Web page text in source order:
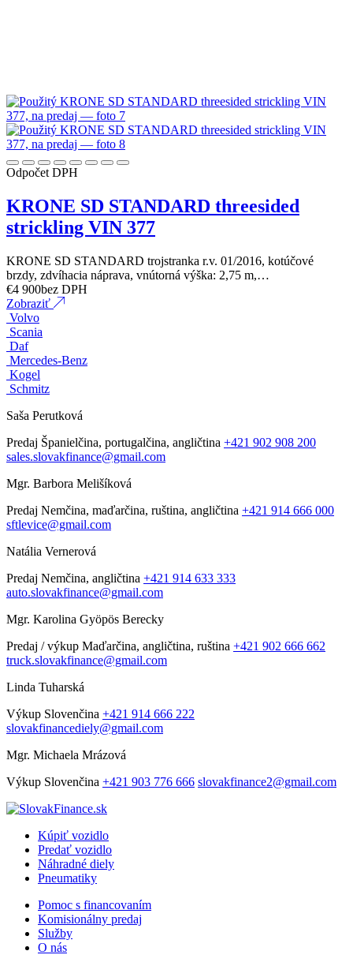
Odpočet DPH
KRONE SD STANDARD threesided
strickling VIN 377
KRONE SD STANDARD trojstranka r.v. 01/2016, kotúčové
brzdy, zdvíhacia náprava, vnútorná výška: 2,75 m,…
€4 900bez DPH
Zobraziť
Volvo
Scania
Daf
Mercedes-Benz
Kogel
Schmitz
Saša Perutková
Predaj Španielčina, portugalčina, angličtina +421 902 908 200
sales.slovakfinance@gmail.com
Mgr. Barbora Melišíková
Predaj Nemčina, maďarčina, ruština, angličtina +421 914 666 000
sftlevice@gmail.com
Natália Vernerová
Predaj Nemčina, angličtina +421 914 633 333
auto.slovakfinance@gmail.com
Mgr. Karolina Gyöpös Berecky
Predaj / výkup Maďarčina, angličtina, ruština +421 902 666 662
truck.slovakfinance@gmail.com
Linda Tuharská
Výkup Slovenčina +421 914 666 222
slovakfinancediely@gmail.com
Mgr. Michaela Mrázová
Výkup Slovenčina +421 903 776 666 slovakfinance2@gmail.com
Kúpiť vozidlo
Predať vozidlo
Náhradné diely
Pneumatiky
Pomoc s financovaním
Komisionálny predaj
Služby
O nás